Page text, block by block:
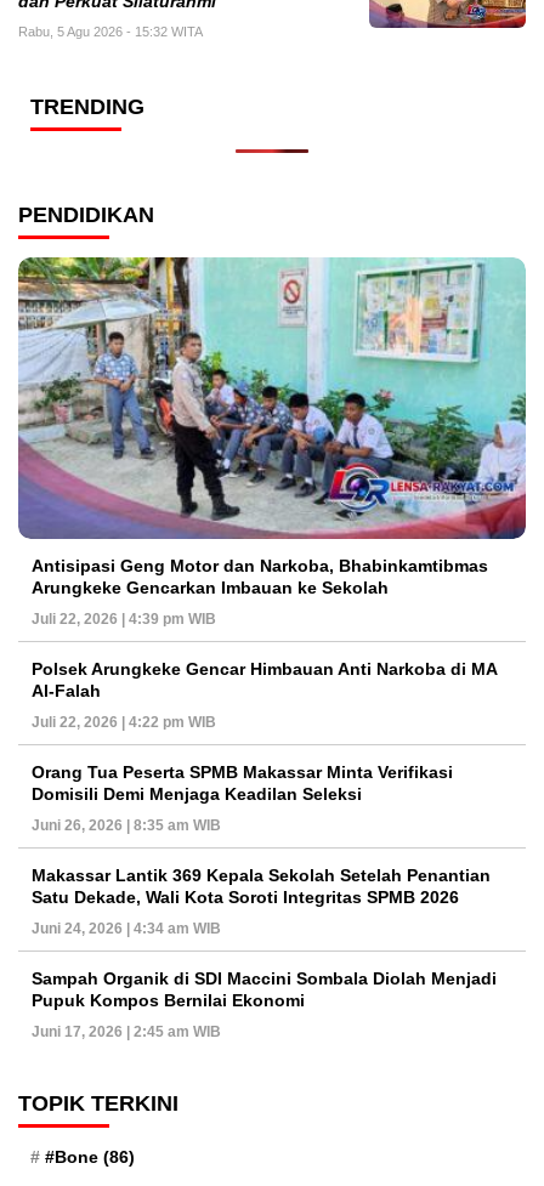
Rabu, 5 Agu 2026 - 15:32 WITA
TRENDING
PENDIDIKAN
Antisipasi Geng Motor dan Narkoba, Bhabinkamtibmas
Arungkeke Gencarkan Imbauan ke Sekolah
Juli 22, 2026 | 4:39 pm WIB
Polsek Arungkeke Gencar Himbauan Anti Narkoba di MA
Al-Falah
Juli 22, 2026 | 4:22 pm WIB
Orang Tua Peserta SPMB Makassar Minta Verifikasi
Domisili Demi Menjaga Keadilan Seleksi
Juni 26, 2026 | 8:35 am WIB
Makassar Lantik 369 Kepala Sekolah Setelah Penantian
Satu Dekade, Wali Kota Soroti Integritas SPMB 2026
Juni 24, 2026 | 4:34 am WIB
Sampah Organik di SDI Maccini Sombala Diolah Menjadi
Pupuk Kompos Bernilai Ekonomi
Juni 17, 2026 | 2:45 am WIB
TOPIK TERKINI
#Bone (86)